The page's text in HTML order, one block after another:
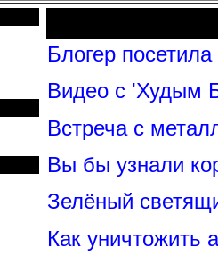
Блогер
Видео с 'Худым
Встреча с
Вы бы узнали
Зелёный
Как уничтожить